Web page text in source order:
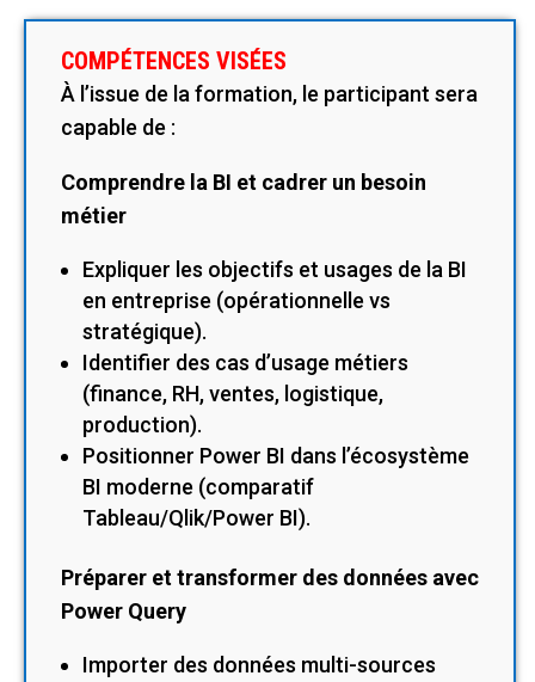
COMPÉTENCES VISÉES
À l’issue de la formation, le participant sera
capable de :
Comprendre la BI et cadrer un besoin
métier
Expliquer les objectifs et usages de la BI
en entreprise (opérationnelle vs
stratégique).
Identifier des cas d’usage métiers
(finance, RH, ventes, logistique,
production).
Positionner Power BI dans l’écosystème
BI moderne (comparatif
Tableau/Qlik/Power BI).
Préparer et transformer des données avec
Power Query
Importer des données multi-sources